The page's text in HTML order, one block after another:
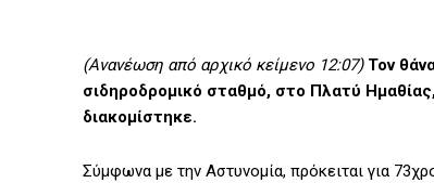
(Ανανέωση από αρχικό κείμενο 12:07) Τον
σιδηροδρομικό σταθμό, στο Πλατύ
διακομίστηκε.
Σύμφωνα με την Αστυνομία, πρόκειται για